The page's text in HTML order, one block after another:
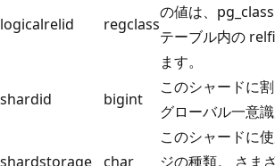
logicalrelid regclass
の値は、
テーブル内の
ます。
shardid
bigint
このシャードに
グローバル一意識
shardstorage char
このシャードに
ジの種類。 さま